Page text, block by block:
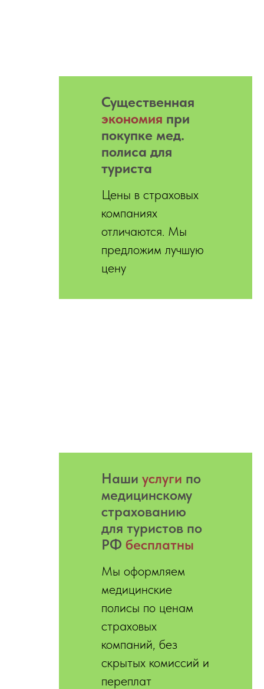
Существенная
экономия при
покупке мед.
полиса для
туриста
Цены в страховых
компаниях
отличаются. Мы
предложим лучшую
цену
Hаши услуги по
медицинскому
страхованию
для туристов по
РФ бесплатны
Мы оформляем
медицинские
полисы по ценам
страховых
компаний, без
скрытых комиссий и
переплат